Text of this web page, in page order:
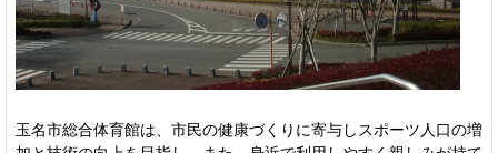
玉名市総合体育館は、市民の健康づくりに寄与しスポーツ人口の増